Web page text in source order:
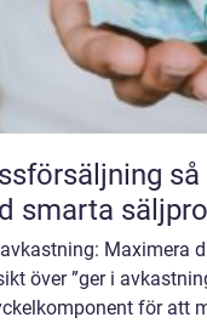
så lyckas skolklasser och lag
smarta
Maximera
över ”ger i
för att